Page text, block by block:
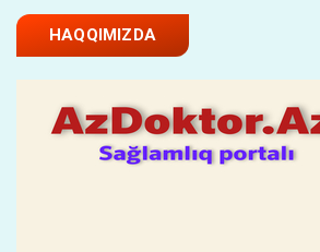
HAQQIMIZDA